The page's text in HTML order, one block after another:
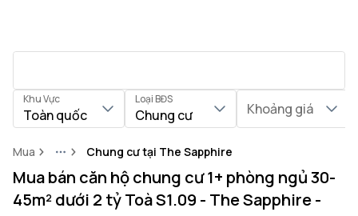
Khu Vực
Toàn quốc
Loại BĐS
Chung cư Khoảng giá
Mua MoreChung cư tại The Sapphire
Mua bán căn hộ chung cư 1+ phòng ngủ 30-
45m² dưới 2 tỷ Toà S1.09 - The Sapphire -